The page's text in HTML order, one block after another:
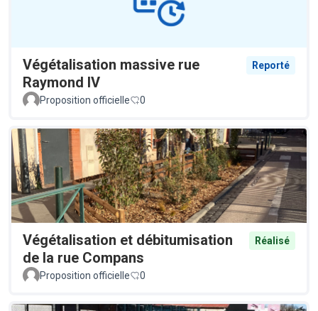
Végétalisation massive rue
Raymond IV
Reporté
Proposition officielle 0
Végétalisation et débitumisation
de la rue Compans
Réalisé
Proposition officielle 0